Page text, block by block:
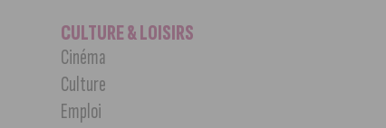
CULTURE & LOISIRS
Cinéma
Culture
Emploi